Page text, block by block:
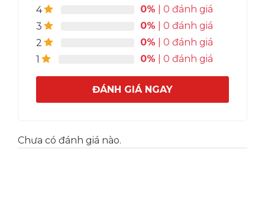
4 0% | 0 đánh giá
3
0% | 0 đánh giá
2
0% | 0 đánh giá
1
0% | 0 đánh giá
ĐÁNH GIÁ NGAY
Chưa có đánh giá nào.